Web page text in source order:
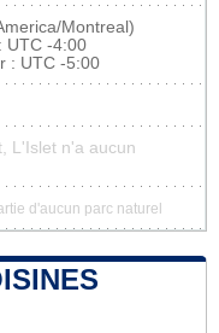
Montreal)
UTC -4:00
: UTC -5:00
L'Islet n'a aucun
d'aucun parc naturel